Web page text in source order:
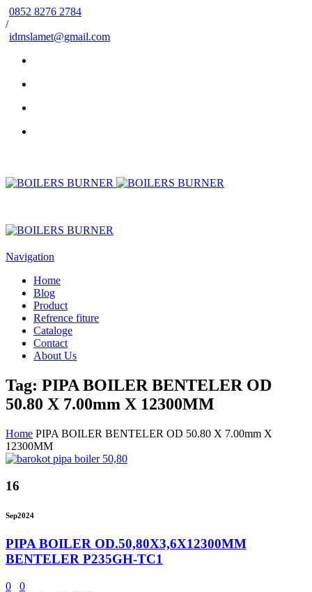
0852 8276 2784
/
idmslamet@gmail.com
Navigation
Home
Blog
Product
Refrence fiture
Cataloge
Contact
About Us
Tag: PIPA BOILER BENTELER OD
50.80 X 7.00mm X 12300MM
Home PIPA BOILER BENTELER OD 50.80 X 7.00mm X
12300MM
16
Sep2024
PIPA BOILER OD.50,80X3,6X12300MM
BENTELER P235GH-TC1
0
0